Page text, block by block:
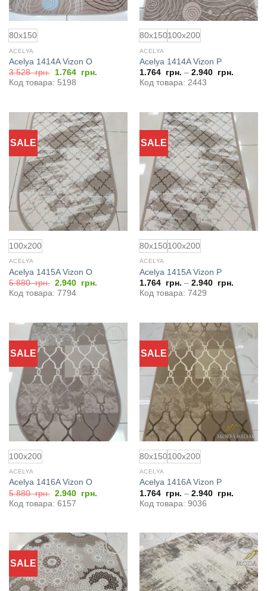
80x150
ACELYA
Acelya 1414A Vizon O
3.528грн.
Первоначальная
цена
составляла
1.764 грн.Текущая
Код товара: 5198
80x150100x200
ACELYA
Acelya 1414A Vizon P
1.764 грн. – 2.940 грн.
Код товара: 2443
SALE
Добавить
в
избранное
100x200
ACELYA
Acelya 1415A Vizon O
5.880грн. Первоначальная
цена
составляла
2.940 грн.Текущая
Код товара: 7794
SALE
Добавить
в
избранное
80x150100x200
ACELYA
Acelya 1415A Vizon P
1.764 грн. – 2.940 грн.
Код товара: 7429
SALE
Добавить
в
избранное
100x200
ACELYA
Acelya 1416A Vizon O
5.880грн. Первоначальная
цена
составляла
2.940 грн.
Код товара: 6157
SALE
Добавить
в
избранное
80x150100x200
ACELYA
Acelya 1416A Vizon P
1.764 грн. – 2.940 грн.
Код товара: 9036
SALE
Добавить
в
избранное
Добавить
избранное